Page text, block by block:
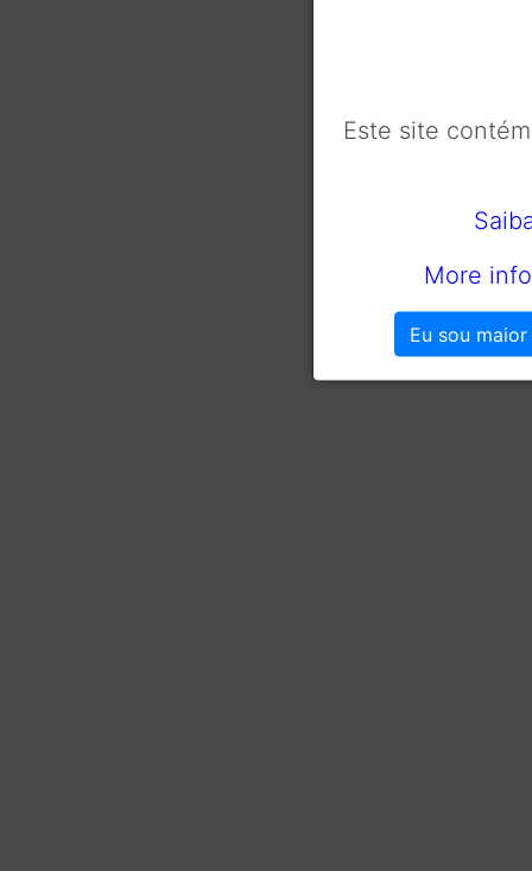
Este site
More
Eu sou